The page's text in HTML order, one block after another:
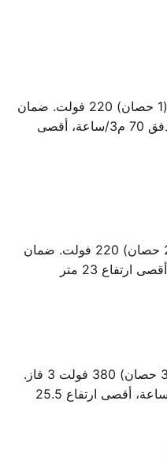
طلمبة سوبر ستار 0.75 كيلوواط (1 حصان) 220 فولت. ضمان
سنة ضد عيوب الصناعة. أقصى تدفق 70 م3/ساعة، أقصى
طلمبة سوبر ستار 1.5 كيلوواط (2 حصان) 220 فولت. ضمان
طلمبة سوبر ستار 2.2 كيلوواط (3 حصان) 380 فولت 3 فاز.
ضمان سنة. أقصى تدفق 95 م3/ساعة، أقصى ارتفاع 25.5